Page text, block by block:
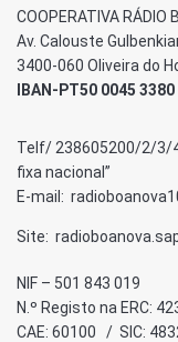
COOPERATIVA RÁDIO
Av. Calouste
3400-060 Oliveira do
IBAN-PT50 0045
Telf/ 238605200/2/3/
fixa nacional”
E-mail:
Site:
NIF – 501 843 019
N.º Registo na ERC:
CAE: 60100 / SIC: